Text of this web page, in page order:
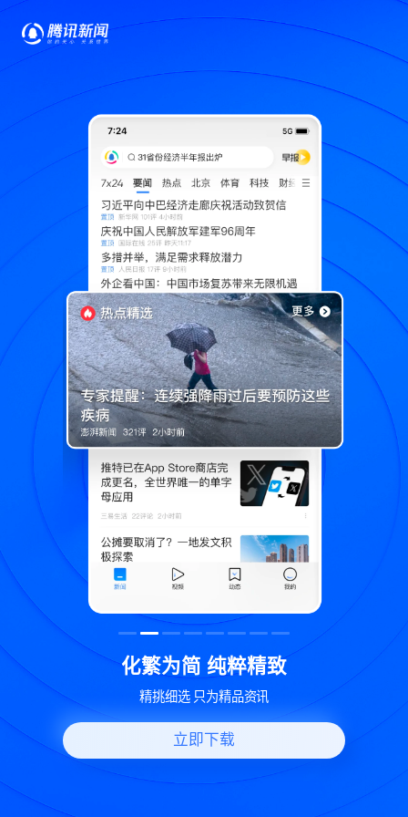
世界变化 热问一下
好问题好回答 多元视角看问题
立即下载